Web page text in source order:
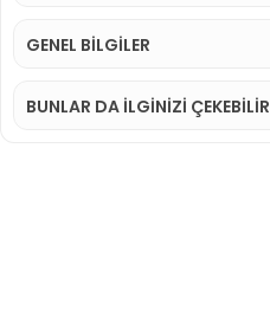
GENEL BİLGİLER
BUNLAR DA İLGINIZI ÇEKEBILIR